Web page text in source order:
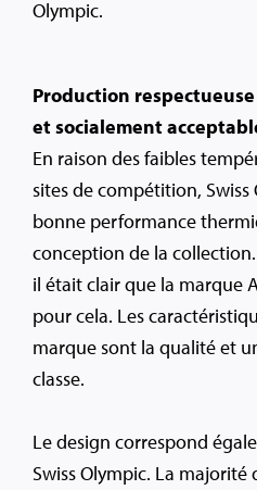
Olympic.
Production
et socialement
En raison des faibles
sites de compétition,
bonne performance
conception de la collection.
il était clair que la marque
pour cela. Les
marque sont la qualité et
classe.
Le design correspond
Swiss Olympic. La